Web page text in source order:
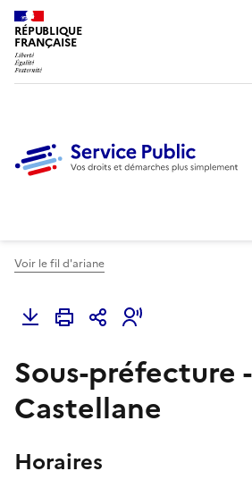
RÉPUBLIQUE
FRANÇAISE
Voir le fil d'ariane
Sous-préfecture -
Castellane
Horaires